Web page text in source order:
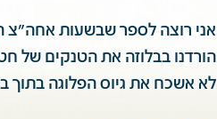
אני רוצה לספר שבשעות אחה״צ ה
לא אשכח את גיוס הפלוגה בתוך